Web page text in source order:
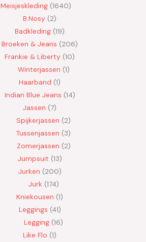
Meisjeskleding 1640
B.Nosy
2
Badkleding 19
Broeken & Jeans
206
Frankie & Liberty 10
Winterjassen 1
Haarband 1
Indian Blue Jeans 14
Jassen 7
Spijkerjassen
2
Tussenjassen
3
Zomerjassen 2
Jumpsuit 13
Jurken 200
Jurk 174
Kniekousen 1
Leggings 41
Legging 16
Like Flo 1